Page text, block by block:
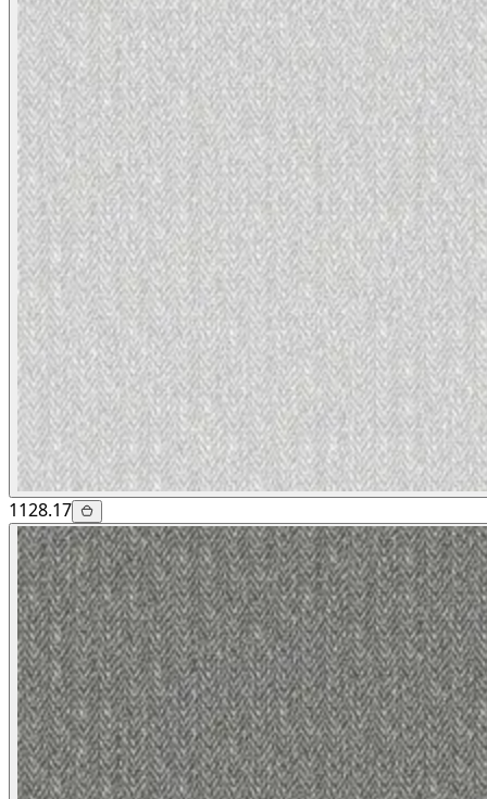
1128.17